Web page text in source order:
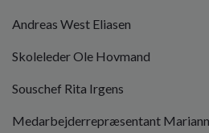
Andreas West Eliasen
Skoleleder Ole Hovmand
Souschef Rita Irgens
Medarbejderrepræsentant